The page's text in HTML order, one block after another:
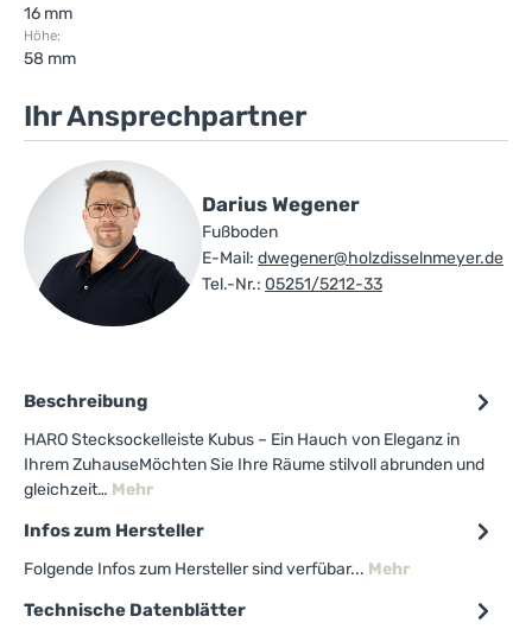
16 mm
Höhe:
58 mm
Ihr Ansprechpartner
Darius Wegener
Fußboden
E-Mail: dwegener@holzdisselnmeyer.de
Tel.-Nr.: 05251/5212-33
Beschreibung
HARO Stecksockelleiste Kubus – Ein Hauch von Eleganz in
Ihrem ZuhauseMöchten Sie Ihre Räume stilvoll abrunden und
gleichzeit… Mehr
Infos zum Hersteller
Folgende Infos zum Hersteller sind verfübar... Mehr
Technische Datenblätter